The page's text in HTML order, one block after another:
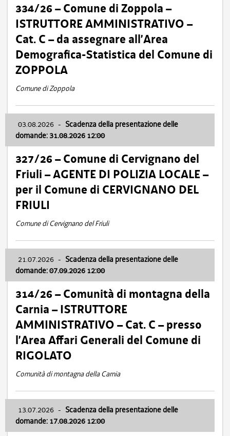
334/26 – Comune di Zoppola –
ISTRUTTORE AMMINISTRATIVO –
Cat. C – da assegnare all’Area
Demografica-Statistica del Comune di
ZOPPOLA
Comune di Zoppola
03.08.2026 - Scadenza della presentazione delle
domande: 31.08.2026 12:00
327/26 – Comune di Cervignano del
Friuli – AGENTE DI POLIZIA LOCALE –
per il Comune di CERVIGNANO DEL
FRIULI
Comune di Cervignano del Friuli
21.07.2026 - Scadenza della presentazione delle
domande: 07.09.2026 12:00
314/26 – Comunità di montagna della
Carnia – ISTRUTTORE
AMMINISTRATIVO – Cat. C – presso
l’Area Affari Generali del Comune di
RIGOLATO
Comunità di montagna della Carnia
13.07.2026 - Scadenza della presentazione delle
domande: 17.08.2026 12:00